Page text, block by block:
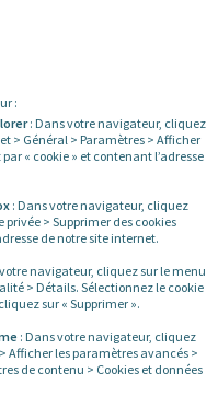
:
: Dans votre navigateur, cliquez
> Général > Paramètres > Afficher
« cookie » et contenant l’adresse
: Dans votre navigateur, cliquez
> Supprimer des cookies
de notre site internet.
navigateur, cliquez sur le menu
> Détails. Sélectionnez le cookie
sur « Supprimer ».
: Dans votre navigateur, cliquez
Afficher les paramètres avancés >
de contenu > Cookies et données